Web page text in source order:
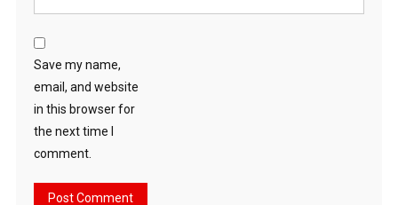
Save my name,
email, and website
in this browser for
the next time I
comment.